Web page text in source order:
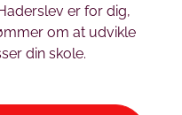
er for dig,
om at udvikle
din skole.